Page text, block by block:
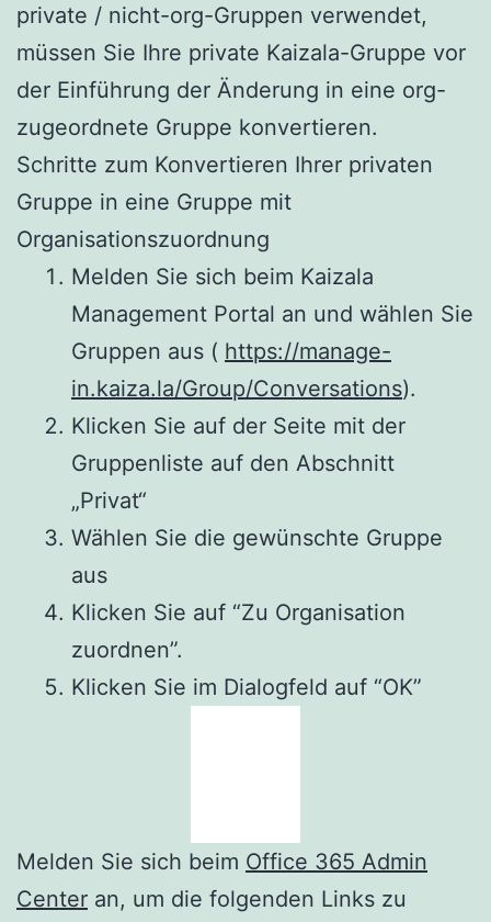
private / nicht-org-Gruppen verwendet,
müssen Sie Ihre private Kaizala-Gruppe vor
der Einführung der Änderung in eine org-
zugeordnete Gruppe konvertieren.
Schritte zum Konvertieren Ihrer privaten
Gruppe in eine Gruppe mit
Organisationszuordnung
Melden Sie sich beim Kaizala
Management Portal an und wählen Sie
Gruppen aus ( https://manage-
in.kaiza.la/Group/Conversations).
Klicken Sie auf der Seite mit der
Gruppenliste auf den Abschnitt
„Privat“
Wählen Sie die gewünschte Gruppe
aus
Klicken Sie auf “Zu Organisation
zuordnen”.
Klicken Sie im Dialogfeld auf “OK”
Melden Sie sich beim Office 365 Admin
Center an, um die folgenden Links zu